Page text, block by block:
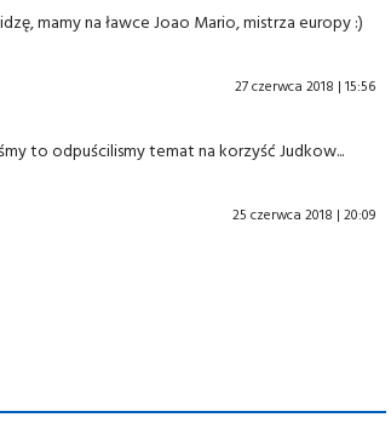
mamy na ławce Joao Mario, mistrza europy :)
27 czerwca 2018 | 15:56
to odpuścilismy temat na korzyść Judkow...
25 czerwca 2018 | 20:09